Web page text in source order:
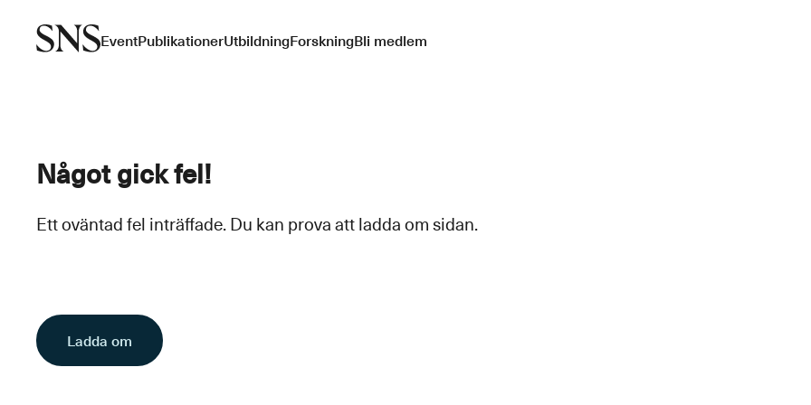
EventPublikationerUtbildningForskningBli medlem
Något gick fel!
Ett oväntad fel inträffade. Du kan prova att ladda om sidan.
Ladda om